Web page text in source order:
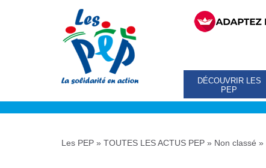
DÉCOUVRIR LES
PEP
Les PEP » TOUTES LES ACTUS PEP » Non classé »